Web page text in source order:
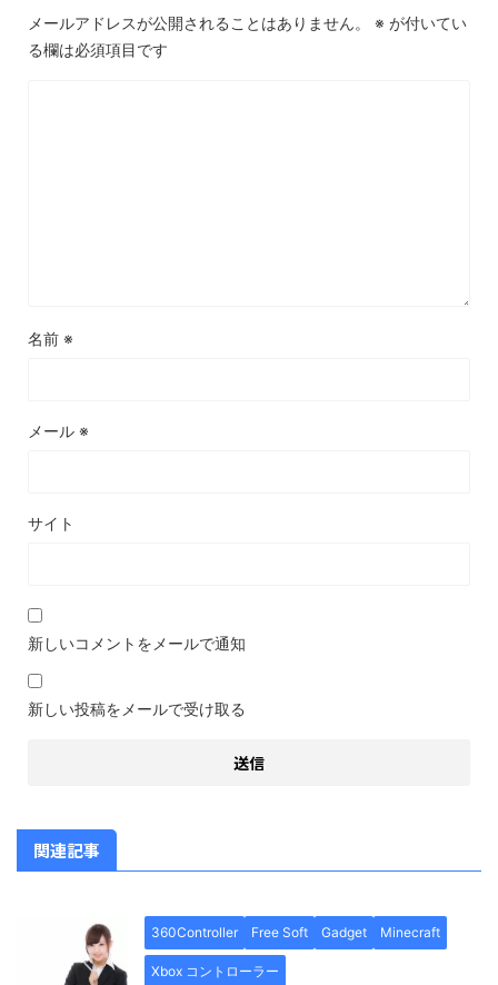
メールアドレスが公開されることはありません。 ※ が付いてい
る欄は必須項目です
名前 ※
メール ※
サイト
新しいコメントをメールで通知
新しい投稿をメールで受け取る
関連記事
360Controller Free Soft Gadget Minecraft
Xbox コントローラー